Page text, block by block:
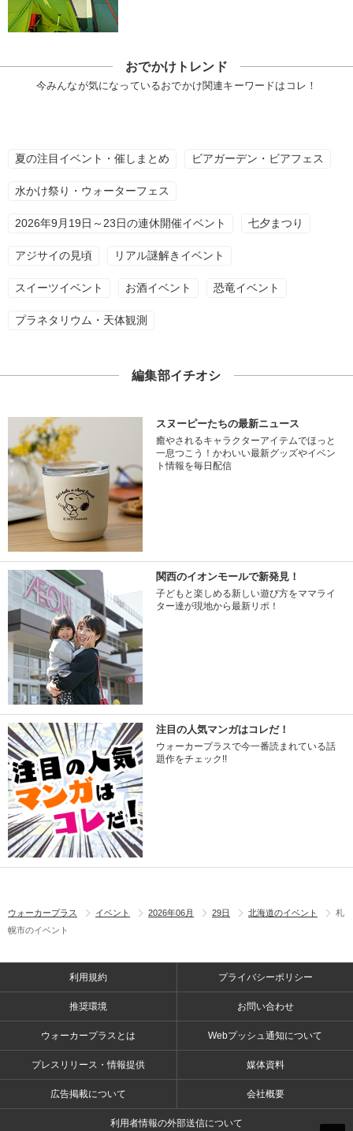
おでかけトレンド
今みんなが気になっているおでかけ関連キーワードはコレ！
夏の注目イベント・催しまとめ ビアガーデン・ビアフェス
水かけ祭り・ウォーターフェス
2026年9月19日～23日の連休開催イベント 七夕まつり
アジサイの見頃 リアル謎解きイベント
スイーツイベント お酒イベント 恐竜イベント
プラネタリウム・天体観測
編集部イチオシ
スヌーピーたちの最新ニュース
癒やされるキャラクターアイテムでほっと
一息つこう！かわいい最新グッズやイベン
ト情報を毎日配信
関西のイオンモールで新発見！
子どもと楽しめる新しい遊び方をママライ
ター達が現地から最新リポ！
注目の人気マンガはコレだ！
ウォーカープラスで今一番読まれている話
題作をチェック!!
ウォーカープラス イベント 2026年06月 29日 北海道のイベント
札
幌市のイベント
利用規約 プライバシーポリシー
推奨環境 お問い合わせ
ウォーカープラスとは Webプッシュ通知について
プレスリリース・情報提供 媒体資料
広告掲載について 会社概要
利用者情報の外部送信について